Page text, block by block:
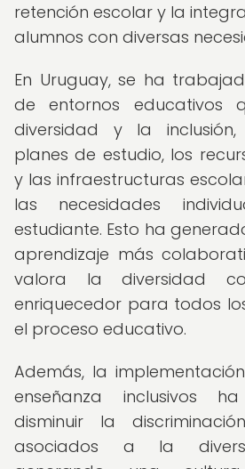
retención escolar y la
alumnos con diversas
En Uruguay, se ha
de entornos educativos
diversidad y la
planes de estudio, los
y las infraestructuras
las necesidades
estudiante. Esto ha
aprendizaje más
valora la diversidad
enriquecedor para todos
el proceso educativo.
Además, la
enseñanza inclusivos
disminuir la
asociados a la